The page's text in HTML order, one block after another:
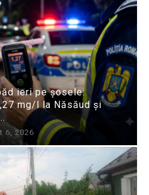
ieri pe șosele:
mg/l la Năsăud și
6, 2026